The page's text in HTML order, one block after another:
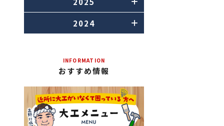
2024
INFORMATION
おすすめ情報